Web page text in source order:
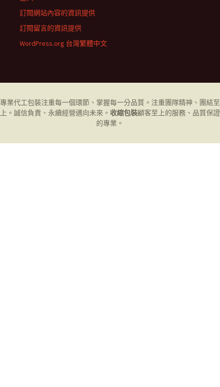
訂閱網站內容的資訊提供
訂閱留言的資訊提供
WordPress.org 台灣繁體中文
專業代工包裝注重每一個環節、掌握每一分品質。注重團隊精神、團結至
上。誠信負責、永續經營邁向未來。 收縮包裝顧客至上的服務、品質保證
的專業。